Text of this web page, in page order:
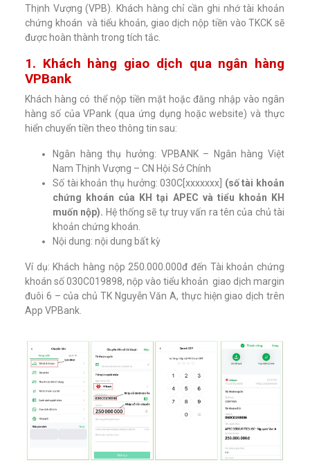
Thịnh Vượng (VPB). Khách hàng chỉ cần ghi nhớ tài khoản
chứng khoán và tiểu khoản, giao dịch nộp tiền vào TKCK sẽ
được hoàn thành trong tích tắc.
1. Khách hàng giao dịch qua ngân hàng
VPBank
Khách hàng có thể nộp tiền mặt hoặc đăng nhập vào ngân
hàng số của VPank (qua ứng dụng hoặc website) và thực
hiển chuyển tiền theo thông tin sau:
Ngân hàng thụ hưởng: VPBANK – Ngân hàng Việt
Nam Thịnh Vượng – CN Hội Sở Chính
Số tài khoản thụ hưởng: 030C[xxxxxxx] (số tài khoản
chứng khoán của KH tại APEC và tiểu khoản KH
muốn nộp). Hệ thống sẽ tự truy vấn ra tên của chủ tài
khoản chứng khoán.
Nội dung: nội dung bất kỳ
Ví dụ: Khách hàng nộp 250.000.000đ đến Tài khoản chứng
khoán số 030C019898, nộp vào tiểu khoản giao dịch margin
đuôi 6 – của chủ TK Nguyễn Văn A, thực hiện giao dịch trên
App VPBank.